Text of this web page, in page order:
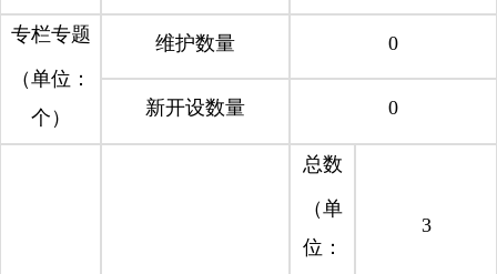
专栏专题
（单位：
个）
维护数量 0
新开设数量 0
总数
（单
位：
3